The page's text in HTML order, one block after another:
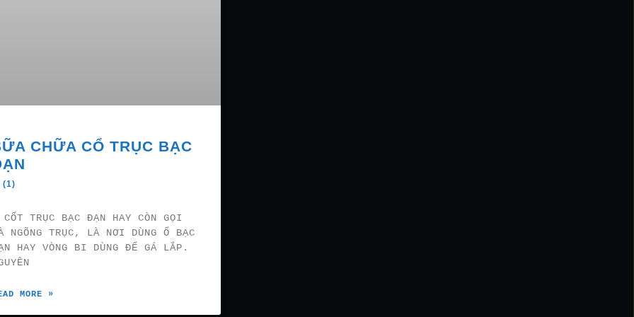
CHỮA CỔ TRỤC BẠC
(1)
TRỤC BẠC ĐẠN HAY CÒN GỌI
NGÕNG TRỤC, LÀ NƠI DÙNG Ổ BẠC
HAY VÒNG BI DÙNG ĐỂ GÁ LẮP.
MORE »